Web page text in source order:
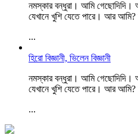
নমস্কার বন্ধুরা। আমি
যেখানে খুশি যেতে পারে। আর
...
হিরো বিজ্ঞানী, ভিলেন বিজ্ঞানী
নমস্কার বন্ধুরা। আমি
যেখানে খুশি যেতে পারে। আর
...